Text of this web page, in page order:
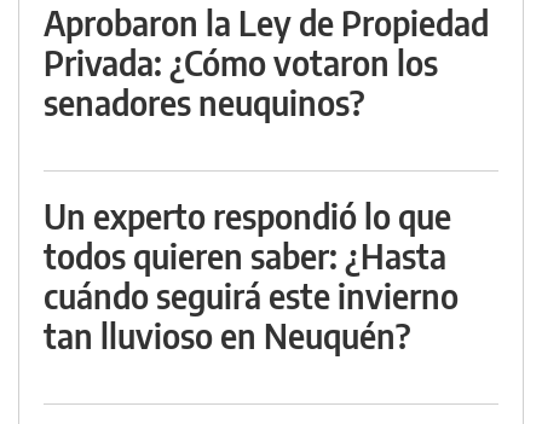
Aprobaron la Ley de Propiedad
Privada: ¿Cómo votaron los
senadores neuquinos?
Un experto respondió lo que
todos quieren saber: ¿Hasta
cuándo seguirá este invierno
tan lluvioso en Neuquén?